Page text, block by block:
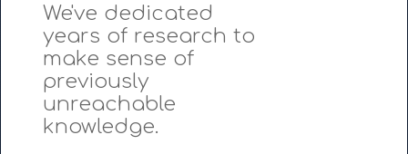
We've dedicated
years of research to
make sense of
previously
unreachable
knowledge.